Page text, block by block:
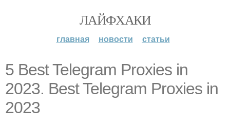
ЛАЙФХАКИ
главная новости статьи
5 Best Telegram Proxies in
2023. Best Telegram Proxies in
2023